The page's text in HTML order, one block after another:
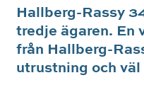
Hallberg-Rassy
tredje ägaren. En
från Hallberg-
utrustning och